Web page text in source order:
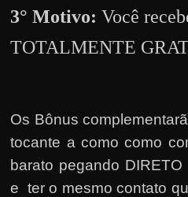
?
🤔
3° Motivo: Você
TOTALMENTE
Os Bônus
tocante a como como
barato pegando
e ter o mesmo contato